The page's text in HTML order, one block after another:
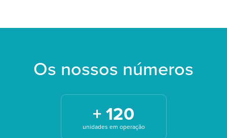
Os nossos números
+ 120
unidades em operação